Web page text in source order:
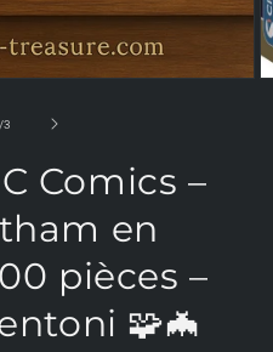
le
2
/de
3
Comics –
en
pièces –
🧩🦇